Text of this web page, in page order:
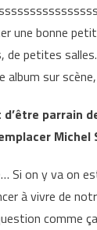
une bonne
de petites
album sur
parrain
Michel
Si on y va on
à vivre de
comme